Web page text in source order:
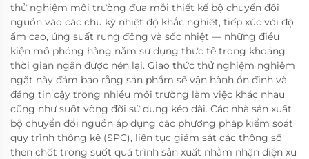
thử nghiệm môi trường đưa mỗi thiết kế bộ chuyển đổi
nguồn vào các chu kỳ nhiệt độ khắc nghiệt, tiếp xúc với độ
ẩm cao, ứng suất rung động và sốc nhiệt — những điều
kiện mô phỏng hàng năm sử dụng thực tế trong khoảng
thời gian ngắn được nén lại. Giao thức thử nghiệm nghiêm
ngặt này đảm bảo rằng sản phẩm sẽ vận hành ổn định và
đáng tin cậy trong nhiều môi trường làm việc khác nhau
cũng như suốt vòng đời sử dụng kéo dài. Các nhà sản xuất
bộ chuyển đổi nguồn áp dụng các phương pháp kiểm soát
quy trình thống kê (SPC), liên tục giám sát các thông số
then chốt trong suốt quá trình sản xuất nhằm nhận diện xu